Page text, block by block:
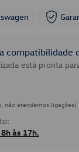
compatibilidade
está pronta
não atendemos ligações)
às 17h.